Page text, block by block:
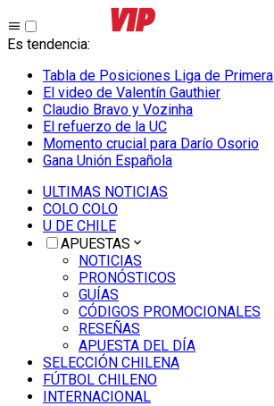
Es tendencia:
Tabla de Posiciones Liga de Primera
El video de Valentín Gauthier
Claudio Bravo y Vozinha
El refuerzo de la UC
Momento crucial para Darío Osorio
Gana Unión Española
ULTIMAS NOTICIAS
COLO COLO
U DE CHILE
APUESTAS
NOTICIAS
PRONÓSTICOS
GUÍAS
CÓDIGOS PROMOCIONALES
RESEÑAS
APUESTA DEL DÍA
SELECCIÓN CHILENA
FÚTBOL CHILENO
INTERNACIONAL